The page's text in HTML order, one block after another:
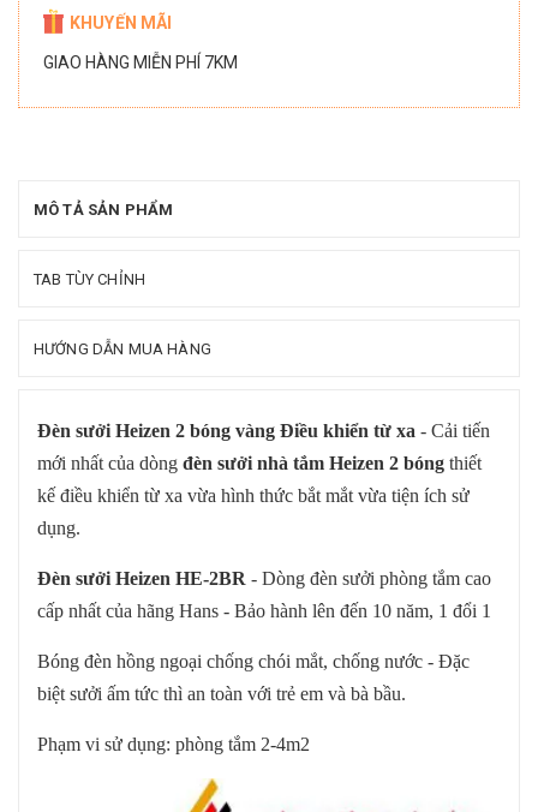
KHUYẾN MÃI
GIAO HÀNG MIỄN PHÍ 7KM
MÔ TẢ SẢN PHẨM
TAB TÙY CHỈNH
HƯỚNG DẪN MUA HÀNG
Đèn sưởi Heizen 2 bóng vàng Điều khiển từ xa - Cải tiến
mới nhất của dòng đèn sưởi nhà tắm Heizen 2 bóng thiết
kế điều khiển từ xa vừa hình thức bắt mắt vừa tiện ích sử
dụng.
Đèn sưởi Heizen HE-2BR - Dòng đèn sưởi phòng tắm cao
cấp nhất của hãng Hans - Bảo hành lên đến 10 năm, 1 đổi 1
Bóng đèn hồng ngoại chống chói mắt, chống nước - Đặc
biệt sưởi ấm tức thì an toàn với trẻ em và bà bầu.
Phạm vi sử dụng: phòng tắm 2-4m2